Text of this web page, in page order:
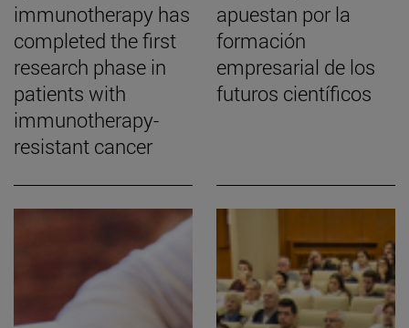
immunotherapy has
completed the first
research phase in
patients with
immunotherapy-
resistant cancer
apuestan por la
formación
empresarial de los
futuros científicos